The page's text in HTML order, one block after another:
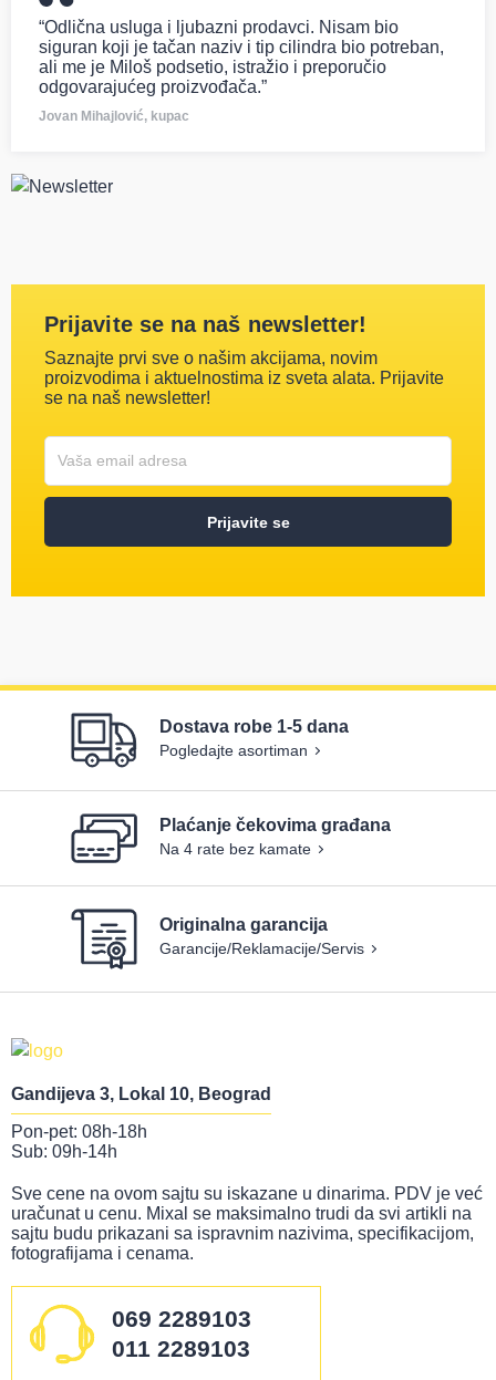
“Odlična usluga i ljubazni prodavci. Nisam bio
siguran koji je tačan naziv i tip cilindra bio potreban,
ali me je Miloš podsetio, istražio i preporučio
odgovarajućeg proizvođača.”
Jovan Mihajlović, kupac
Prijavite se na naš newsletter!
Saznajte prvi sve o našim akcijama, novim
proizvodima i aktuelnostima iz sveta alata. Prijavite
se na naš newsletter!
Prijavite se
Dostava robe 1-5 dana
Pogledajte asortiman
Plaćanje čekovima građana
Na 4 rate bez kamate
Originalna garancija
Garancije/Reklamacije/Servis
Gandijeva 3, Lokal 10, Beograd
Pon-pet: 08h-18h
Sub: 09h-14h
Sve cene na ovom sajtu su iskazane u dinarima. PDV je već
uračunat u cenu. Mixal se maksimalno trudi da svi artikli na
sajtu budu prikazani sa ispravnim nazivima, specifikacijom,
fotografijama i cenama.
069 2289103
011 2289103